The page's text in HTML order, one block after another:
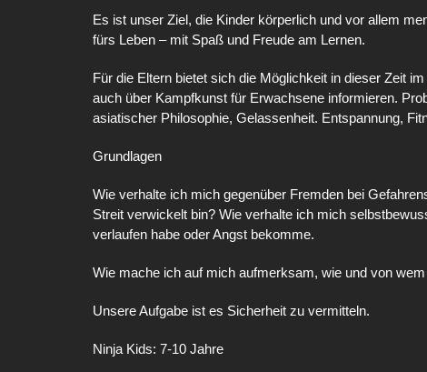
Es ist unser Ziel, die Kinder körperlich und vor allem
fürs Leben – mit Spaß und Freude am Lernen.
Für die Eltern bietet sich die Möglichkeit in dieser Zeit
auch über Kampfkunst für Erwachsene informieren.
asiatischer Philosophie, Gelassenheit. Entspannung,
Grundlagen
Wie verhalte ich mich gegenüber Fremden bei
Streit verwickelt bin? Wie verhalte ich mich
verlaufen habe oder Angst bekomme.
Wie mache ich auf mich aufmerksam, wie und von
Unsere Aufgabe ist es Sicherheit zu vermitteln.
Ninja Kids: 7-10 Jahre